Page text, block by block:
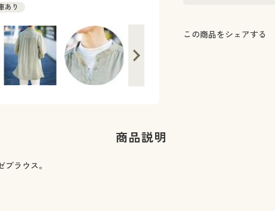
あり
この商品をシェアする
商品説明
ラウス。